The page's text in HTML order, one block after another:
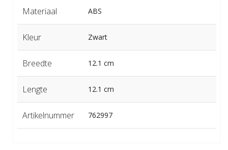
Materiaal ABS
Kleur Zwart
Breedte 12.1 cm
Lengte 12.1 cm
Artikelnummer 762997